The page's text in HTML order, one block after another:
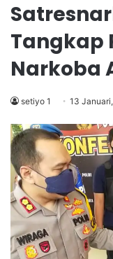
Tangkap
Narkoba
setiyo 1 13